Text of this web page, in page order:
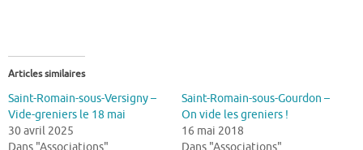
Articles similaires
Saint-Romain-sous-Versigny –
Vide-greniers le 18 mai
30 avril 2025
Dans "Associations"
Saint-Romain-sous-Gourdon –
On vide les greniers !
16 mai 2018
Dans "Associations"